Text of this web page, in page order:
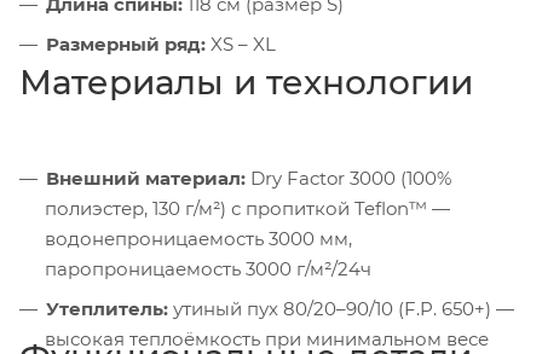
Размерный ряд: XS – XL
Материалы и технологии
Внешний материал: Dry Factor 3000 (100%
полиэстер, 130 г/м²) с пропиткой Teflon™ —
водонепроницаемость 3000 мм,
паропроницаемость 3000 г/м²/24ч
Утеплитель: утиный пух 80/20–90/10 (F.P. 650+) —
высокая теплоёмкость при минимальном весе